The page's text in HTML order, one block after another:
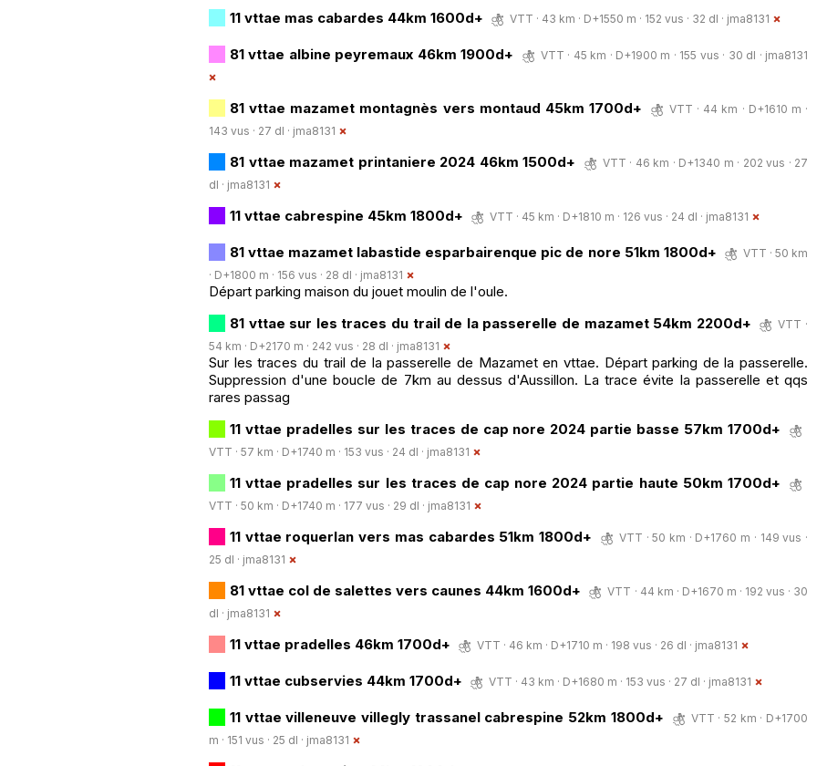
11 vttae mas cabardes 44km 1600d+ VTT · 43 km · D+1550 m · 152 vus · 32 dl · jma8131
81 vttae albine peyremaux 46km 1900d+ VTT · 45 km · D+1900 m · 155 vus · 30 dl · jma8131
81 vttae mazamet montagnès vers montaud 45km 1700d+
VTT · 44 km · D+1610 m ·
143 vus · 27 dl · jma8131
81 vttae mazamet printaniere 2024 46km 1500d+
VTT · 46 km · D+1340 m · 202 vus · 27
dl · jma8131
11 vttae cabrespine 45km 1800d+ VTT · 45 km · D+1810 m · 126 vus · 24 dl · jma8131
81 vttae mazamet labastide esparbairenque pic de nore 51km 1800d+
VTT · 50 km
· D+1800 m · 156 vus · 28 dl · jma8131
Départ parking maison du jouet moulin de l'oule.
81 vttae sur les traces du trail de la passerelle de mazamet 54km 2200d+
VTT ·
54 km · D+2170 m · 242 vus · 28 dl · jma8131
Sur les traces du trail de la passerelle de Mazamet en vttae. Départ parking de la passerelle.
Suppression d'une boucle de 7km au dessus d'Aussillon. La trace évite la passerelle et qqs
rares passag
11 vttae pradelles sur les traces de cap nore 2024 partie basse 57km 1700d+
VTT · 57 km · D+1740 m · 153 vus · 24 dl · jma8131
11 vttae pradelles sur les traces de cap nore 2024 partie haute 50km 1700d+
VTT · 50 km · D+1740 m · 177 vus · 29 dl · jma8131
11 vttae roquerlan vers mas cabardes 51km 1800d+
VTT · 50 km · D+1760 m · 149 vus ·
25 dl · jma8131
81 vttae col de salettes vers caunes 44km 1600d+
VTT · 44 km · D+1670 m · 192 vus · 30
dl · jma8131
11 vttae pradelles 46km 1700d+ VTT · 46 km · D+1710 m · 198 vus · 26 dl · jma8131
11 vttae cubservies 44km 1700d+ VTT · 43 km · D+1680 m · 153 vus · 27 dl · jma8131
11 vttae villeneuve villegly trassanel cabrespine 52km 1800d+
VTT · 52 km · D+1700
m · 151 vus · 25 dl · jma8131